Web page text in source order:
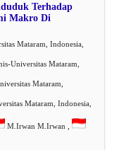
Terhadap
Makro Di
Mataram, Indonesia,
Universitas Mataram,
Mataram,
Mataram, Indonesia,
M.Irwan M.Irwan ,